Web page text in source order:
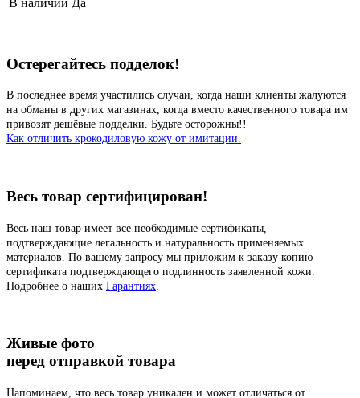
Остерегайтесь подделок!
В последнее время участились случаи, когда наши клиенты жалуются
на обманы в других магазинах, когда вместо качественного товара им
привозят дешёвые подделки. Будьте осторожны!!
Как отличить крокодиловую кожу от имитации.
Весь товар сертифицирован!
Весь наш товар имеет все необходимые сертификаты,
подтверждающие легальность и натуральность применяемых
материалов. По вашему запросу мы приложим к заказу копию
сертификата подтверждающего подлинность заявленной кожи.
Подробнее о наших Гарантиях
Живые фото
перед отправкой товара
Напоминаем, что весь товар уникален и может отличаться от